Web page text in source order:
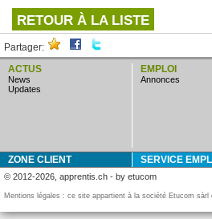
RETOUR À LA LISTE
Partager:
ACTUS
news
updates
EMPLOI
annonces
ZONE CLIENT SERVICE
© 2012-2026, apprentis.ch - by etucom
Mentions légales : ce site appartient à la société Etucom